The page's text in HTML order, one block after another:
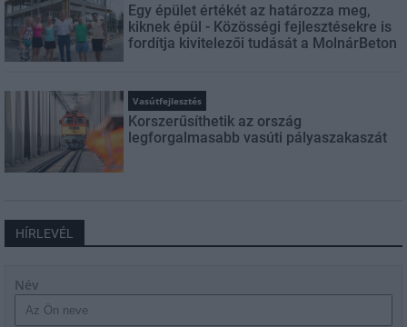
Egy épület értékét az határozza meg,
kiknek épül - Közösségi fejlesztésekre is
fordítja kivitelezői tudását a MolnárBeton
Vasútfejlesztés
Korszerűsíthetik az ország
legforgalmasabb vasúti pályaszakaszát
HÍRLEVÉL
Név